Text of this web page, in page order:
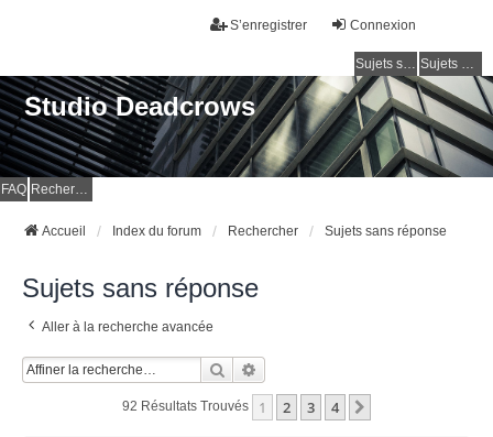
Connexion
S’enregistrer
Sujets sans réponse Sujets actifs
Studio Deadcrows
FAQ Rechercher
Accueil Index du forum Rechercher Sujets sans réponse
Sujets sans réponse
Aller à la recherche avancée
Rechercher
92 Résultats Trouvés 1 2 3 4